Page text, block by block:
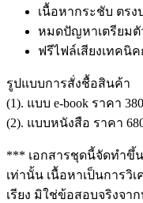
เนื้อหากระชับ ตรง
หมดปัญหาเตรียม
ฟรีไฟล์เสียงเทค
รูปแบบการสั่งชื้อสินค้า
(1). แบบ e-book ราคา
(2). แบบหนังสือ ราคา
*** เอกสารชุดนี้จัดทำขึ้
เท่านั้น เนื้อหาเป็นการวิ
เรียง มิใช่ข้อสอบจริงจา